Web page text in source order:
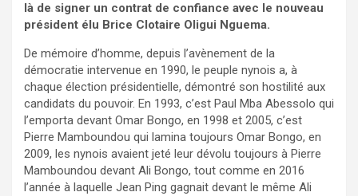
là de signer un contrat de confiance avec le nouveau
président élu Brice Clotaire Oligui Nguema.
De mémoire d’homme, depuis l’avènement de la
démocratie intervenue en 1990, le peuple nynois a, à
chaque élection présidentielle, démontré son hostilité aux
candidats du pouvoir. En 1993, c’est Paul Mba Abessolo qui
l’emporta devant Omar Bongo, en 1998 et 2005, c’est
Pierre Mamboundou qui lamina toujours Omar Bongo, en
2009, les nynois avaient jeté leur dévolu toujours à Pierre
Mamboundou devant Ali Bongo, tout comme en 2016
l’année à laquelle Jean Ping gagnait devant le même Ali